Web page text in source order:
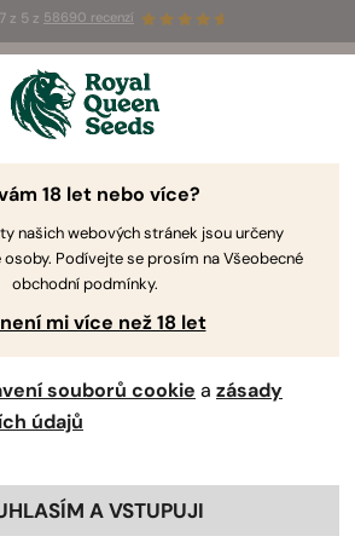
z 5 z 58690 recenzí
White Widow Auto
Společnosti Visionary
v: Deep Water Culture a
18 let nebo více?
našich webových stránek jsou určeny
Podívejte se prosím na Všeobecné
obchodní podmínky.
mi více než 18 let
souborů cookie a zásady
údajů
A VSTUPUJI